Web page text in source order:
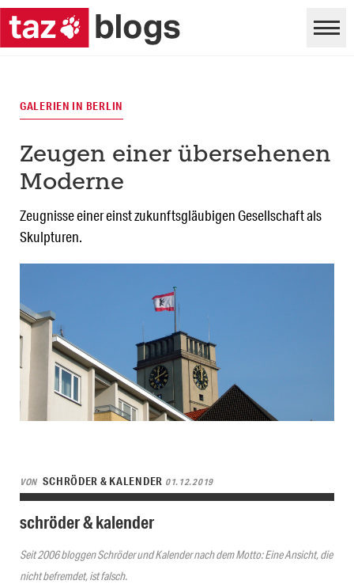
GALERIEN IN BERLIN
Zeugen einer übersehenen
Moderne
Zeugnisse einer einst zukunftsgläubigen Gesellschaft als
Skulpturen.
VON SCHRÖDER & KALENDER 01.12.2019
schröder & kalender
Seit 2006 bloggen Schröder und Kalender nach dem Motto: Eine Ansicht, die
nicht befremdet, ist falsch.